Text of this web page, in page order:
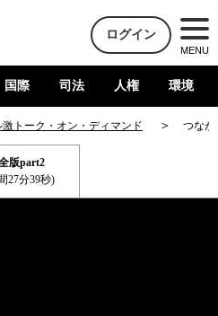
ログイン
MENU
国際 司法 人権 環境
激トーク・オン・ディマンド つなが
版part2
27分39秒)